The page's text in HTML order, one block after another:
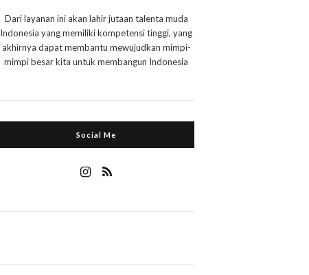
Dari layanan ini akan lahir jutaan talenta muda
Indonesia yang memiliki kompetensi tinggi, yang
akhirnya dapat membantu mewujudkan mimpi-
mimpi besar kita untuk membangun Indonesia
Social Me